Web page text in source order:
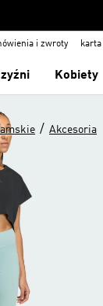
i zwroty
Kobiety
/ Akcesoria